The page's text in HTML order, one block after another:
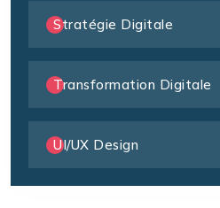
Stratégie Digitale
Transformation Digitale
UI/UX Design